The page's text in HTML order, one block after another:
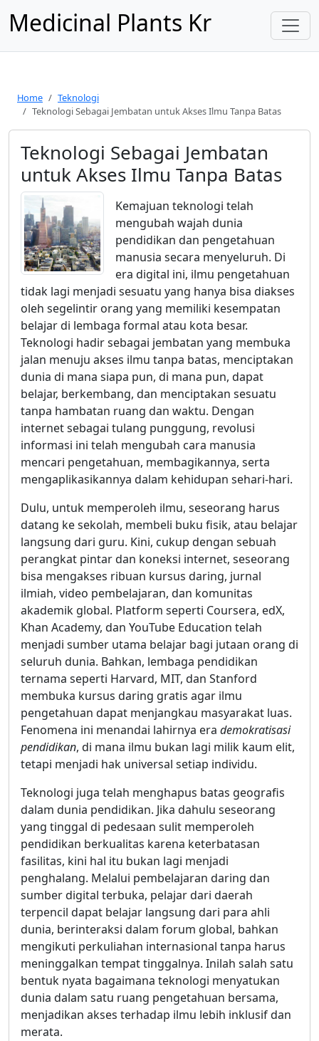
Medicinal Plants Kr
Home
Teknologi
Teknologi Sebagai Jembatan untuk Akses Ilmu Tanpa Batas
Teknologi Sebagai Jembatan
untuk Akses Ilmu Tanpa Batas
Kemajuan teknologi telah
mengubah wajah dunia
pendidikan dan pengetahuan
manusia secara menyeluruh. Di
era digital ini, ilmu pengetahuan
tidak lagi menjadi sesuatu yang hanya bisa diakses
oleh segelintir orang yang memiliki kesempatan
belajar di lembaga formal atau kota besar.
Teknologi hadir sebagai jembatan yang membuka
jalan menuju akses ilmu tanpa batas, menciptakan
dunia di mana siapa pun, di mana pun, dapat
belajar, berkembang, dan menciptakan sesuatu
tanpa hambatan ruang dan waktu. Dengan
internet sebagai tulang punggung, revolusi
informasi ini telah mengubah cara manusia
mencari pengetahuan, membagikannya, serta
mengaplikasikannya dalam kehidupan sehari-hari.
Dulu, untuk memperoleh ilmu, seseorang harus
datang ke sekolah, membeli buku fisik, atau belajar
langsung dari guru. Kini, cukup dengan sebuah
perangkat pintar dan koneksi internet, seseorang
bisa mengakses ribuan kursus daring, jurnal
ilmiah, video pembelajaran, dan komunitas
akademik global. Platform seperti Coursera, edX,
Khan Academy, dan YouTube Education telah
menjadi sumber utama belajar bagi jutaan orang di
seluruh dunia. Bahkan, lembaga pendidikan
ternama seperti Harvard, MIT, dan Stanford
membuka kursus daring gratis agar ilmu
pengetahuan dapat menjangkau masyarakat luas.
Fenomena ini menandai lahirnya era demokratisasi
pendidikan, di mana ilmu bukan lagi milik kaum elit,
tetapi menjadi hak universal setiap individu.
Teknologi juga telah menghapus batas geografis
dalam dunia pendidikan. Jika dahulu seseorang
yang tinggal di pedesaan sulit memperoleh
pendidikan berkualitas karena keterbatasan
fasilitas, kini hal itu bukan lagi menjadi
penghalang. Melalui pembelajaran daring dan
sumber digital terbuka, pelajar dari daerah
terpencil dapat belajar langsung dari para ahli
dunia, berinteraksi dalam forum global, bahkan
mengikuti perkuliahan internasional tanpa harus
meninggalkan tempat tinggalnya. Inilah salah satu
bentuk nyata bagaimana teknologi menyatukan
dunia dalam satu ruang pengetahuan bersama,
menjadikan akses terhadap ilmu lebih inklusif dan
merata.